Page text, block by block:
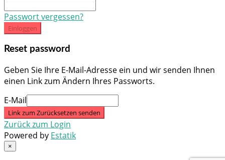
Passwort vergessen?
Einloggen
Reset password
Geben Sie Ihre E-Mail-Adresse ein und wir senden Ihnen
einen Link zum Ändern Ihres Passworts.
E-Mail
Link zum Zurücksetzen senden
Zurück zum Login
Powered by Estatik
×